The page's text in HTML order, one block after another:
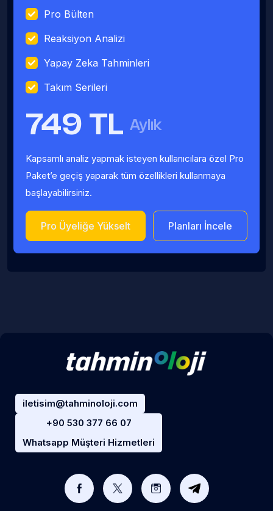
Pro Bülten
Reaksiyon Analizi
Yapay Zeka Tahminleri
Takım Serileri
749 TL Aylık
Kapsamlı analiz yapmak isteyen kullanıcılara özel Pro
Paket’e geçiş yaparak tüm özellikleri kullanmaya
başlayabilirsiniz.
Pro Üyeliğe Yükselt Planları İncele
iletisim@tahminoloji.com
+90 530 377 66 07
Whatsapp Müşteri Hizmetleri